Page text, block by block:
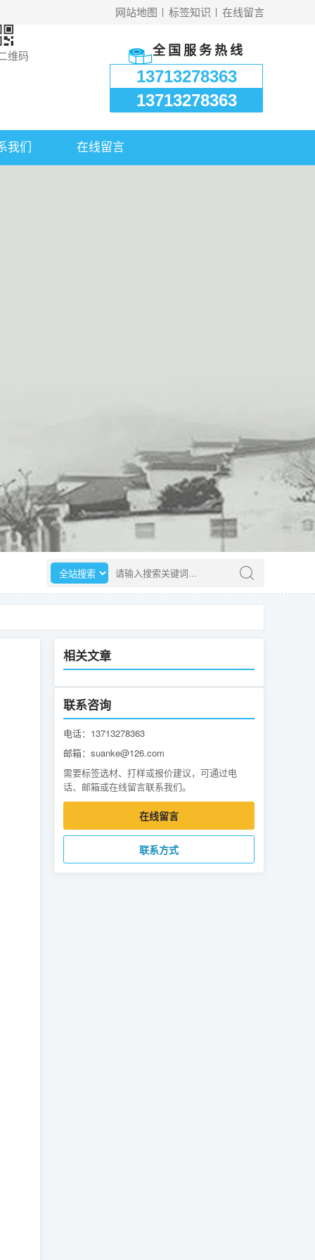
在线留言
标签知识
网站地图
维码 全国服务热线
13713278363
13713278363
我们 在线留言
选择搜索范围 请输入搜索关键词
相关文章
联系咨询
电话：13713278363
邮箱：suanke@126.com
需要标签选材、打样或报价建议，可通过电
话、邮箱或在线留言联系我们。
在线留言
联系方式